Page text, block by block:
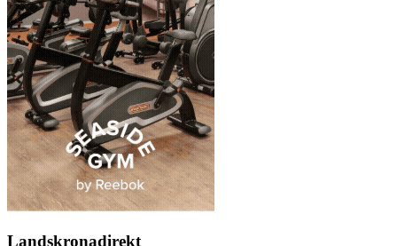
Landskronadirekt